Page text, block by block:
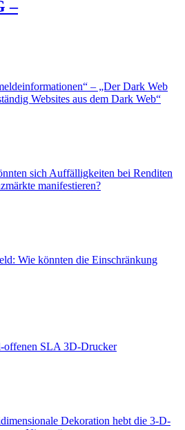
–
– „Der Dark Web
Websites aus dem Dark Web“
sich Auffälligkeiten bei Renditen
manifestieren?
Wie könnten die Einschränkung
offenen SLA 3D-Drucker
Dekoration hebt die 3-D-